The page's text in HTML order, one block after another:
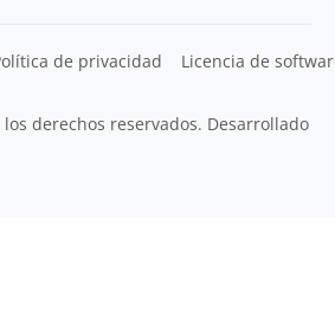
derechos reservados. Desarrollado
de privacidad Licencia de